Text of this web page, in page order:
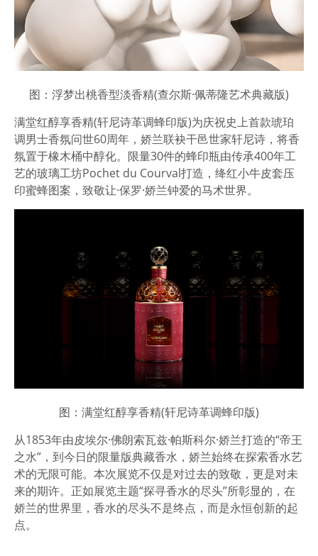
图：浮梦出桃香型淡香精(查尔斯·佩蒂隆艺术典藏版)
满堂红醇享香精(轩尼诗革调蜂印版)为庆祝史上首款琥珀
调男士香氛问世60周年，娇兰联袂干邑世家轩尼诗，将香
氛置于橡木桶中醇化。限量30件的蜂印瓶由传承400年工
艺的玻璃工坊Pochet du Courval打造，绛红小牛皮套压
印蜜蜂图案，致敬让·保罗·娇兰钟爱的马术世界。
图：满堂红醇享香精(轩尼诗革调蜂印版)
从1853年由皮埃尔·佛朗索瓦兹·帕斯科尔·娇兰打造的“帝王
之水”，到今日的限量版典藏香水，娇兰始终在探索香水艺
术的无限可能。本次展览不仅是对过去的致敬，更是对未
来的期许。正如展览主题“探寻香水的尽头”所彰显的，在
娇兰的世界里，香水的尽头不是终点，而是永恒创新的起
点。